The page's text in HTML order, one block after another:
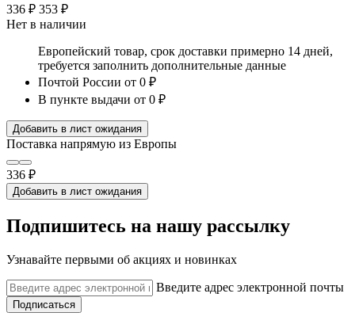
336 ₽ 353 ₽
Нет в наличии
Европейский товар, срок доставки примерно 14 дней,
требуется заполнить дополнительные данные
Почтой России от 0 ₽
В пункте выдачи от 0 ₽
Добавить в лист ожидания
Поставка напрямую из Европы
336 ₽
Добавить в лист ожидания
Подпишитесь на нашу рассылку
Узнавайте первыми об акциях и новинках
Введите адрес электронной почты
Подписаться